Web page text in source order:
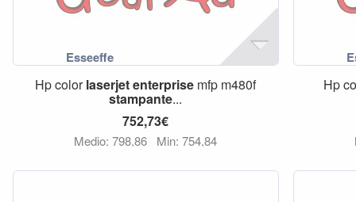
Hp colorlaserjetenterprise mfp m480f
stampante...
752,73€
Medio: 798,86 Min: 754,84
Hp